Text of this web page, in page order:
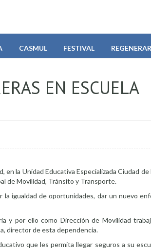
CASMUL FESTIVAL REGENERAR
EN ESCUELA
la Unidad Educativa Especializada Ciudad de
de Movilidad, Tránsito y Transporte.
igualdad de oportunidades, dar un nuevo
y por ello como Dirección de Movilidad
director de esta dependencia.
que les permita llegar seguros a su